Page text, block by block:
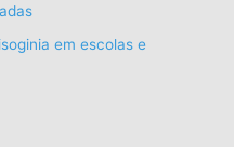
em escolas e